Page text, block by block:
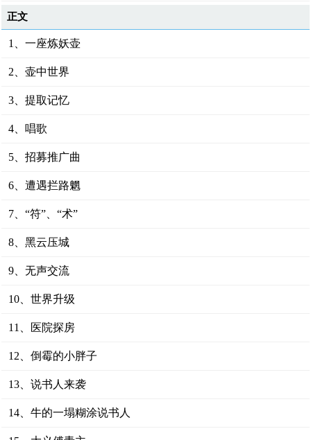
正文
1、一座炼妖壶
2、壶中世界
3、提取记忆
4、唱歌
5、招募推广曲
6、遭遇拦路魍
7、“符”、“术”
8、黑云压城
9、无声交流
10、世界升级
11、医院探房
12、倒霉的小胖子
13、说书人来袭
14、牛的一塌糊涂说书人